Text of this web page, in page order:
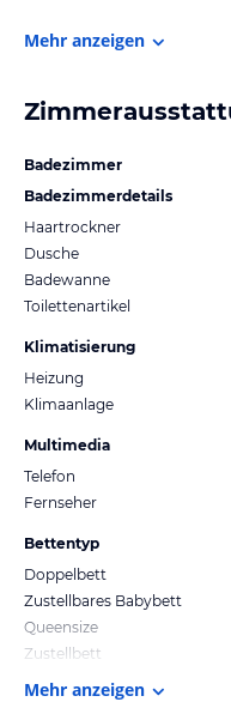
Mehr anzeigen
Badezimmer
Badezimmerdetails
Haartrockner
Dusche
Badewanne
Toilettenartikel
Klimatisierung
Heizung
Klimaanlage
Multimedia
Telefon
Fernseher
Bettentyp
Doppelbett
Zustellbares Babybett
Queensize
Zustellbett
Mehr anzeigen